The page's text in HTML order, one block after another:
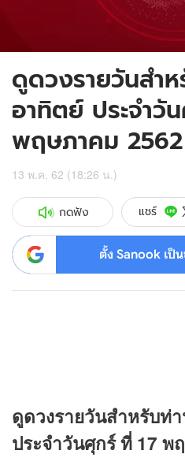
ดูดวงรายวันสำ
อาทิตย์ ประจำวั
พฤษภาคม 2562
13 พ.ค. 62 (18:26 น.)
กดฟัง แชร์
ตั้ง Sanook เป็
ดูดวงรายวันสำหรับท่
ประจำวันศุกร์ ที่ 17 พ